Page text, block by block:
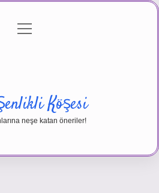
Politikası
menüyü
Köşesi
neşe katan öneriler!